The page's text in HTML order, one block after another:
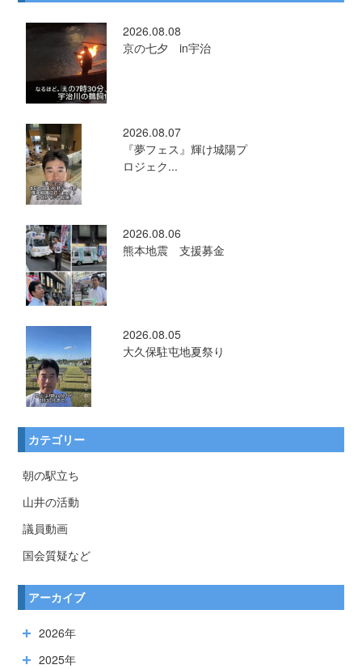
2026.08.08
京の七夕 in宇治
2026.08.07
『夢フェス』輝け城陽プ
ロジェク...
2026.08.06
熊本地震 支援募金
2026.08.05
大久保駐屯地夏祭り
カテゴリー
朝の駅立ち
山井の活動
議員動画
国会質疑など
アーカイブ
2026年
2025年